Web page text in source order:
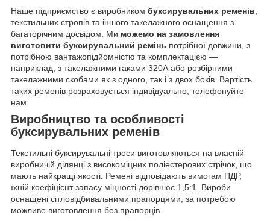
Наше підприємство є виробником буксирувальних ременів
текстильних стропів та іншого такелажного оснащення з
багаторічним досвідом. Ми можемо на замовлення
виготовити буксирувальний ремінь потрібної довжини, з
потрібною вантажопідйомністю та комплектацією —
наприклад, з такелажними гаками 320А або розбірними
такелажними скобами як з одного, так і з двох боків. Вартість
таких ременів розраховується індивідуально, телефонуйте
нам.
Виробництво та особливості
буксирувальних ременів
Текстильні буксирувальні троси виготовляються на власній
виробничій ділянці з високоміцних поліестерових стрічок, що
мають найкращі якості. Ремені відповідають вимогам ПДР,
їхній коефіцієнт запасу міцності дорівнює 1,5:1. Вироби
оснащені сітловідбивальними прапорцями, за потребою
можливе виготовлення без прапорців.